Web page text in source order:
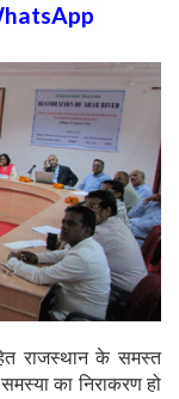
राजस्थान के समस्त
का निराकरण हो